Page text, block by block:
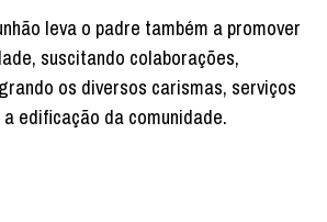
leva o padre também a promover
suscitando colaborações,
os diversos carismas, serviços
edificação da comunidade.